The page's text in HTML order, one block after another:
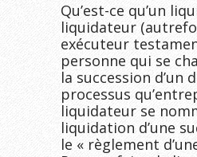
Qu’est-ce qu’un
liquidateur
exécuteur
personne qui se
la succession d’un
processus
liquidateur se
liquidation d’une
le « règlement